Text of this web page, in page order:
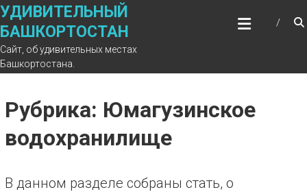
Перейти
к
содержимому
УДИВИТЕЛЬНЫЙ
БАШКОРТОСТАН
Сайт, об удивительных местах
Башкортостана.
Рубрика: Юмагузинское
водохранилище
В данном разделе собраны стать, о